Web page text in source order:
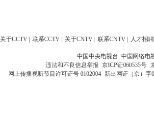
关于CCTV 联系CCTV 关于CNTV 联系CNTV 人才招聘
中国中央电视台 中国网络电
违法和不良信息举报 京ICP证060535号
网上传播视听节目许可证号 0102004 新出网证（京）